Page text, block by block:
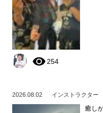
254
2026.08.02 インストラクター
癒し